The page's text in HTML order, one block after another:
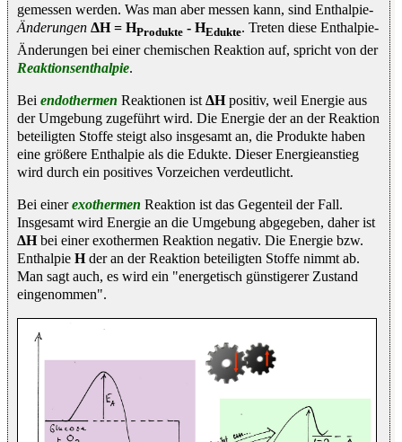
gemessen werden. Was man aber messen kann, sind Enthalpie-
Änderungen ΔH = HProdukte - HEdukte. Treten diese Enthalpie-
Änderungen bei einer chemischen Reaktion auf, spricht von der
Reaktionsenthalpie.
Bei endothermen Reaktionen ist ΔHpositiv, weil Energie aus
der Umgebung zugeführt wird. Die Energie der an der Reaktion
beteiligten Stoffe steigt also insgesamt an, die Produkte haben
eine größere Enthalpie als die Edukte. Dieser Energieanstieg
wird durch ein positives Vorzeichen verdeutlicht.
Bei einerexothermen Reaktion ist das Gegenteil der Fall.
Insgesamt wird Energie an die Umgebung abgegeben, daher ist
ΔHbei einer exothermen Reaktion negativ. Die Energie bzw.
Enthalpie Hder an der Reaktion beteiligten Stoffe nimmt ab.
Man sagt auch, es wird ein "energetisch günstigerer Zustand
eingenommen".